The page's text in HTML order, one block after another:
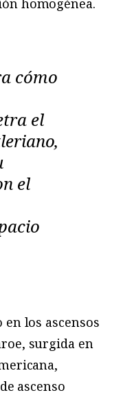
cómo
el
el
los ascensos
surgida en
ascenso